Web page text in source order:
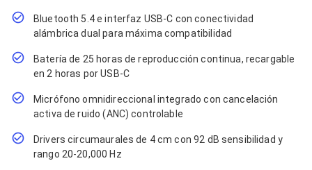
Cables Coaxiales
Accesorios para Cables
Conectores
Tapas y Cajas
Pinzas Ponchadoras
Probadores de Cable
Protectores para Cables
Cables para Impresoras
Bluetooth 5.4 e interfaz USB-C con conectividad
alámbrica dual para máxima compatibilidad
Batería de 25 horas de reproducción continua, recargable
en 2 horas por USB-C
Micrófono omnidireccional integrado con cancelación
activa de ruido (ANC) controlable
Drivers circumaurales de 4 cm con 92 dB sensibilidad y
rango 20-20,000 Hz